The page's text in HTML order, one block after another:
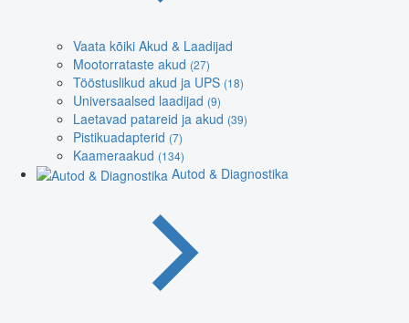
Vaata kõiki Akud & Laadijad
Mootorrataste akud (27)
Tööstuslikud akud ja UPS (18)
Universaalsed laadijad (9)
Laetavad patareid ja akud (39)
Pistikuadapterid (7)
Kaameraakud (134)
Autod & Diagnostika